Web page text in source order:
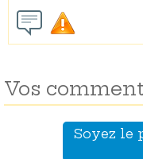
Vos
Soyez le